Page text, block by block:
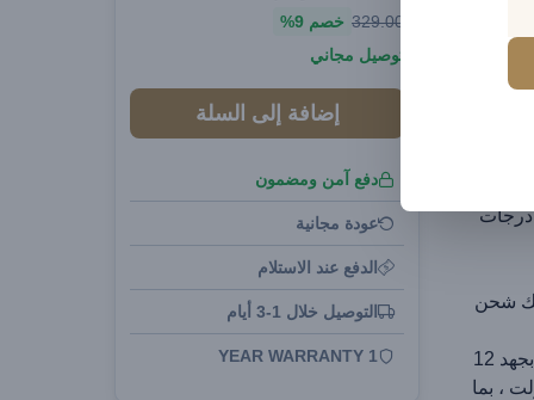
درجات
شحن
مناسب للسيارات التي تعمل بالديزل والبنزين بجهد 12
سيارات الديزل بجهد 12 فولت ، بما
329.00 خصم 9%
توصيل مجاني
إضافة إلى السلة
دفع آمن ومضمون
عودة مجانية
الدفع عند الاستلام
التوصيل خلال 1-3 أيام
1 YEAR WARRANTY